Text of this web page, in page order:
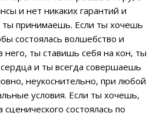
и нет никаких гарантий и
ты принимаешь. Если ты хочешь
состоялась волшебство и
ты ставишь себя на кон, ты
и ты всегда совершаешь
неукоснительно, при любой
условия. Если ты хочешь,
состоялась по